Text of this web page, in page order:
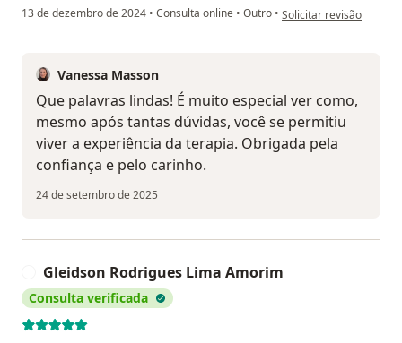
13 de dezembro de 2024 • Consulta online • Outro • na opinião do utilizador
Solicitar revisão
Vanessa Masson
Que palavras lindas! É muito especial ver como,
mesmo após tantas dúvidas, você se permitiu
viver a experiência da terapia. Obrigada pela
confiança e pelo carinho.
24 de setembro de 2025
Gleidson Rodrigues Lima Amorim
Consulta verificada